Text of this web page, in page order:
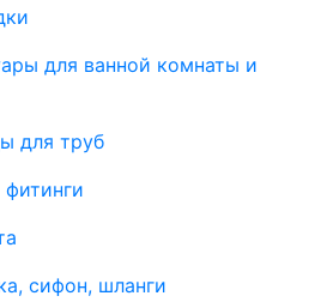
для ванной комнаты и
для труб
сифон, шланги